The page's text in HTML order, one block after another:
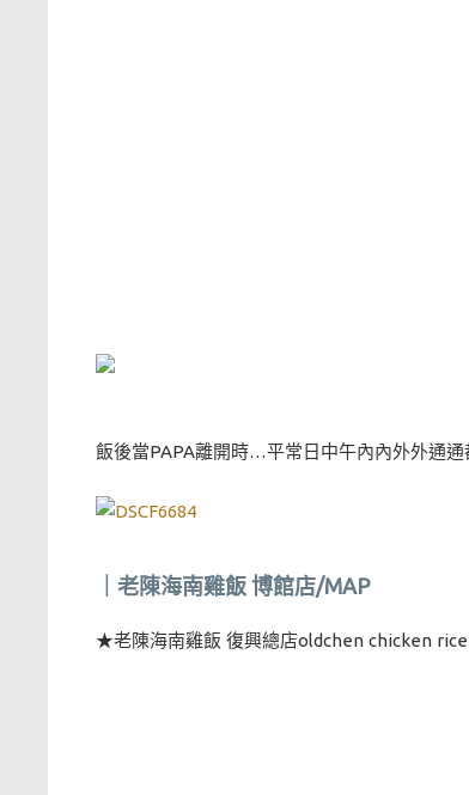
飯後當PAPA離開時…平常日中午內內外外通通
｜老陳海南雞飯 博館店/MAP
★老陳海南雞飯 復興總店oldchen chicken